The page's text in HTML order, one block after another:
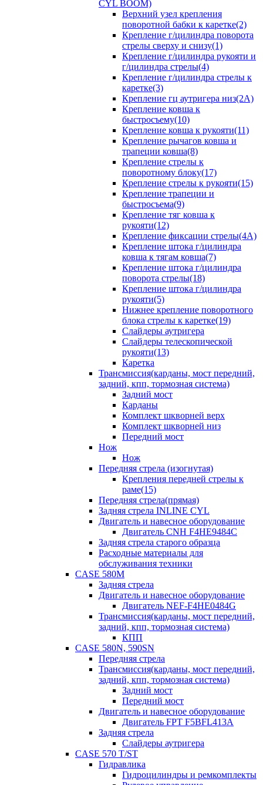
CYL BOOM)
Верхний узел крепления
поворотной бабки к каретке(2)
Крепление г/цилиндра поворота
стрелы сверху и снизу(1)
Крепление г/цилиндра рукояти и
г/цилиндра стрелы(4)
Крепление г/цилиндра стрелы к
каретке(3)
Крепление гц аутригера низ(2А)
Крепление ковша к
быстросъему(10)
Крепление ковша к рукояти(11)
Крепление рычагов ковша и
трапеции ковша(8)
Крепление стрелы к
поворотному блоку(17)
Крепление стрелы к рукояти(15)
Крепление трапеции и
быстросъема(9)
Крепление тяг ковша к
рукояти(12)
Крепление фиксации стрелы(4A)
Крепление штока г/цилиндра
ковша к тягам ковша(7)
Крепление штока г/цилиндра
поворота стрелы(18)
Крепление штока г/цилиндра
рукояти(5)
Нижнее крепление поворотного
блока стрелы к каретке(19)
Слайдеры аутригера
Слайдеры телескопической
рукояти(13)
Каретка
Трансмиссия(карданы, мост передний,
задний, кпп, тормозная система)
Задний мост
Карданы
Комплект шкворней верх
Комплект шкворней низ
Передний мост
Нож
Нож
Передняя стрела (изогнутая)
Крепления передней стрелы к
раме(15)
Передняя стрела(прямая)
Задняя стрела INLINE CYL
Двигатель и навесное оборудование
Двигатель CNH F4HE9484C
Задняя стрела старого образца
Расходные материалы для
обслуживания техники
CASE 580M
Задняя стрела
Двигатель и навесное оборудование
Двигатель NEF-F4HE0484G
Трансмиссия(карданы, мост передний,
задний, кпп, тормозная система)
КПП
CASE 580N, 590SN
Передняя стрела
Трансмиссия(карданы, мост передний,
задний, кпп, тормозная система)
Задний мост
Передний мост
Двигатель и навесное оборудование
Двигатель FPT F5BFL413A
Задняя стрела
Слайдеры аутригера
CASE 570 T/ST
Гидравлика
Гидроцилиндры и ремкомплекты